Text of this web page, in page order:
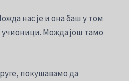
нас је и она баш у том
Можда још тамо
покушавамо да